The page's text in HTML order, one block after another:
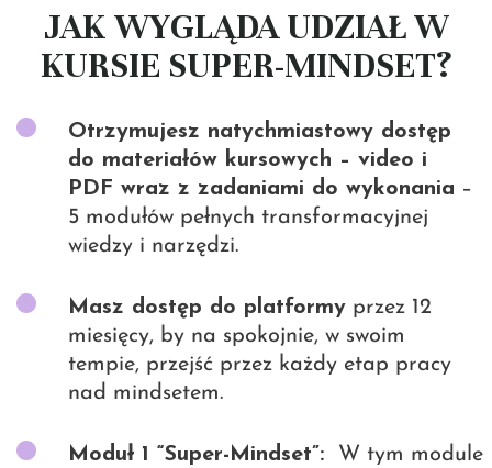
JAK WYGLĄDA UDZIAŁ W
KURSIE SUPER-MINDSET?
Otrzymujesz natychmiastowy dostęp
do materiałów kursowych – video i
PDF wraz z zadaniami do wykonania –
5 modułów pełnych transformacyjnej
wiedzy i narzędzi.
Masz dostęp do platformy przez 12
miesięcy, by na spokojnie, w swoim
tempie, przejść przez każdy etap pracy
nad mindsetem.
Moduł 1 “Super-Mindset”:
W tym module